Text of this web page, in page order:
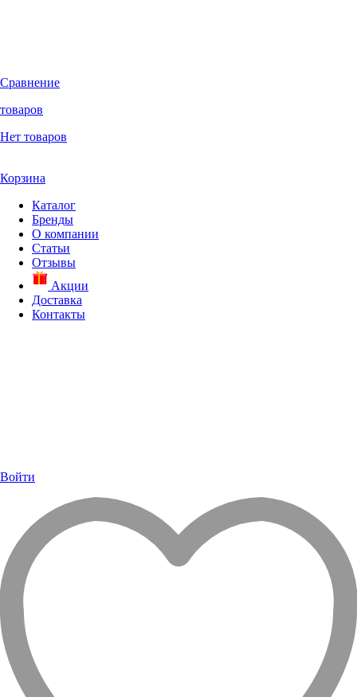
Сравнение
товаров
Нет товаров
Корзина
Каталог
Бренды
О компании
Статьи
Отзывы
Акции
Доставка
Контакты
Войти